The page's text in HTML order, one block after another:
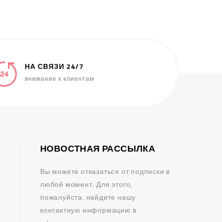
НА СВЯЗИ 24/7
внимание к клиентам
НОВОСТНАЯ РАССЫЛКА
Вы можете отказаться от подписки в
любой момент. Для этого,
пожалуйста, найдите нашу
контактную информацию в